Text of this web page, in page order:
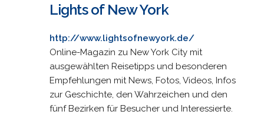
Lights of New York
http://www.lightsofnewyork.de/
Online-Magazin zu New York City mit
ausgewählten Reisetipps und besonderen
Empfehlungen mit News, Fotos, Videos, Infos
zur Geschichte, den Wahrzeichen und den
fünf Bezirken für Besucher und Interessierte.